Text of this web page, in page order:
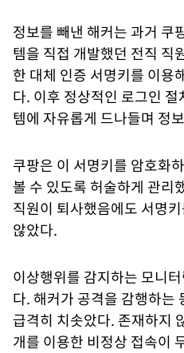
정보를 빼낸 해커는 과거 쿠
템을 직접 개발했던 전직 직
한 대체 인증 서명키를 이용
다. 이후 정상적인 로그인
템에 자유롭게 드나들며 정
쿠팡은 이 서명키를 암호화
볼 수 있도록 허술하게 관리
직원이 퇴사했음에도 서명
않았다.
이상행위를 감지하는 모니
다. 해커가 공격을 감행하는
급격히 치솟았다. 존재하지
개를 이용한 비정상 접속이